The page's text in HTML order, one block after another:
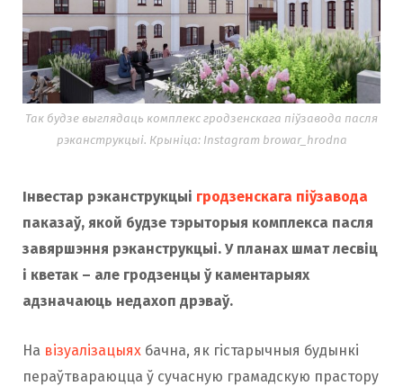
Так будзе выглядаць комплекс гродзенскага піўзавода пасля
рэканструкцыі. Крыніца: Instagram browar_hrodna
Інвестар рэканструкцыі гродзенскага піўзавода
паказаў, якой будзе тэрыторыя комплекса пасля
завяршэння рэканструкцыі. У планах шмат лесвіц
і кветак – але гродзенцы ў каментарыях
адзначаюць недахоп дрэваў.
На візуалізацыях бачна, як гістарычныя будынкі
пераўтвараюцца ў сучасную грамадскую прастору